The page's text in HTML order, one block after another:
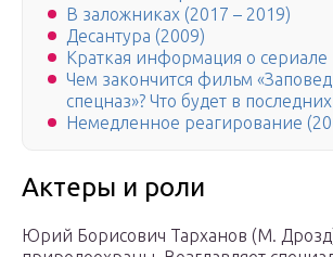
В заложниках (2017 – 2019)
Десантура (2009)
Краткая информация о сериале
Чем закончится фильм
спецназ»? Что будет в
Немедленное реагирование
Актеры и роли
Юрий Борисович Тарханов (М.